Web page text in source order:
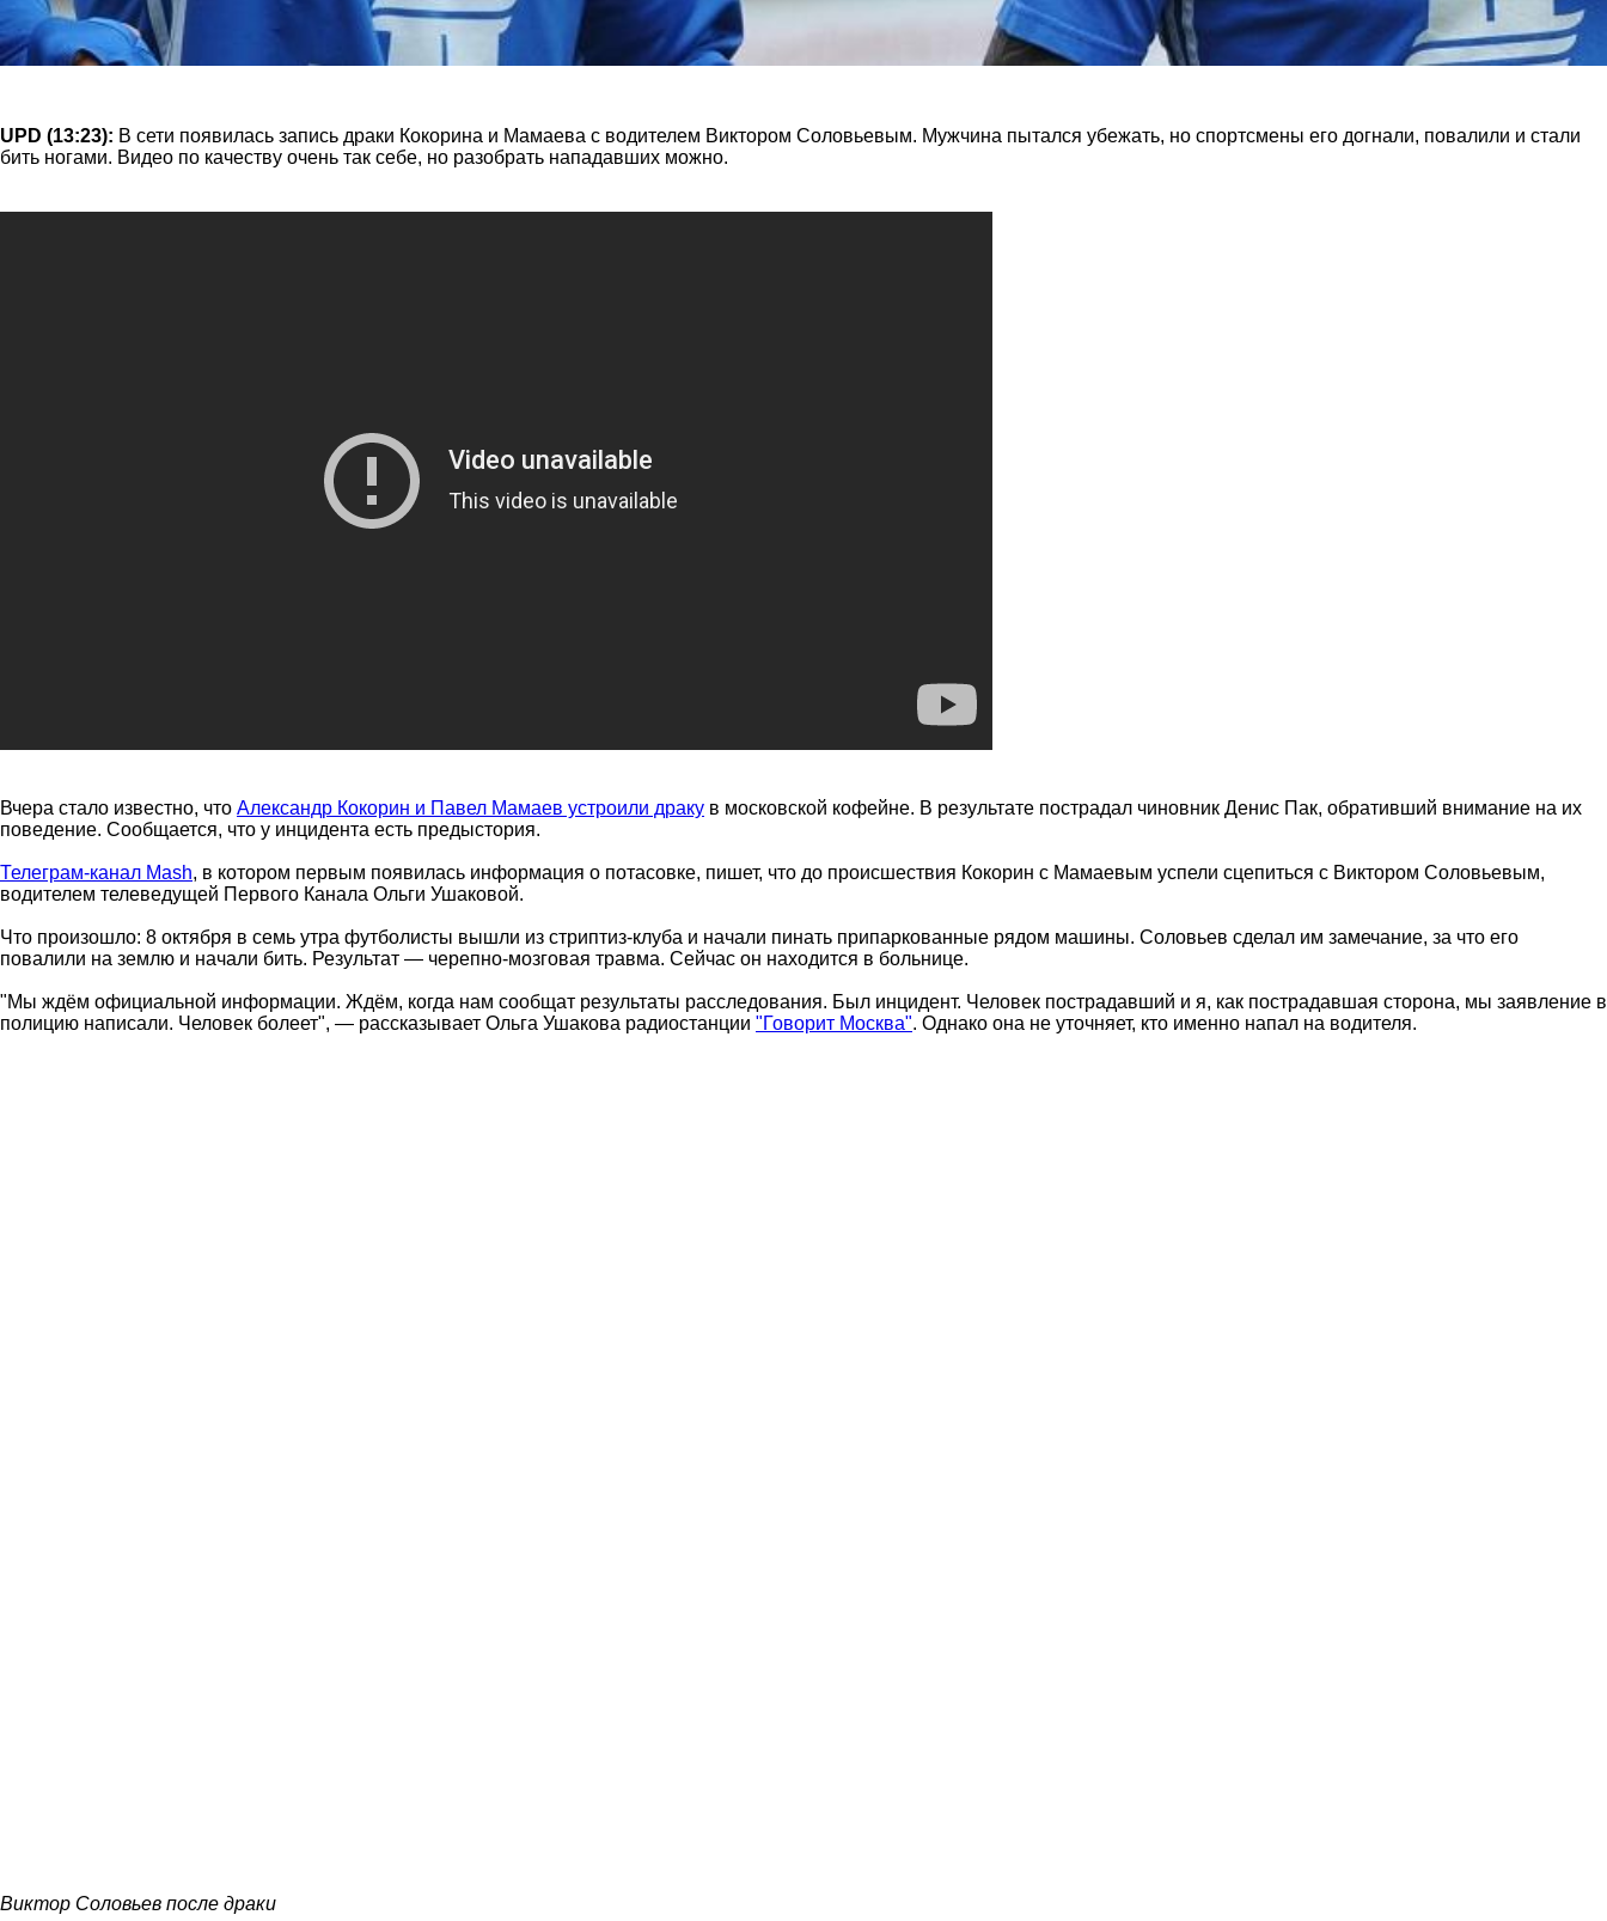
UPD (13:23): В сети появилась запись драки Кокорина и Мамаева с водителем Виктором Соловьевым. Мужчина пытался убежать, но спортсмены его догнали, повалили и стали
бить ногами. Видео по качеству очень так себе, но разобрать нападавших можно.
Вчера стало известно, что Александр Кокорин и Павел Мамаев устроили драку в московской кофейне. В результате пострадал чиновник Денис Пак, обративший внимание на их
поведение. Сообщается, что у инцидента есть предыстория.
Телеграм-канал Mash, в котором первым появилась информация о потасовке, пишет, что до происшествия Кокорин с Мамаевым успели сцепиться с Виктором Соловьевым,
водителем телеведущей Первого Канала Ольги Ушаковой.
Что произошло: 8 октября в семь утра футболисты вышли из стриптиз-клуба и начали пинать припаркованные рядом машины. Соловьев сделал им замечание, за что его
повалили на землю и начали бить. Результат — черепно-мозговая травма. Сейчас он находится в больнице.
"Мы ждём официальной информации. Ждём, когда нам сообщат результаты расследования. Был инцидент. Человек пострадавший и я, как пострадавшая сторона, мы заявление в
полицию написали. Человек болеет", — рассказывает Ольга Ушакова радиостанции "Говорит Москва". Однако она не уточняет, кто именно напал на водителя.
Виктор Соловьев после драки